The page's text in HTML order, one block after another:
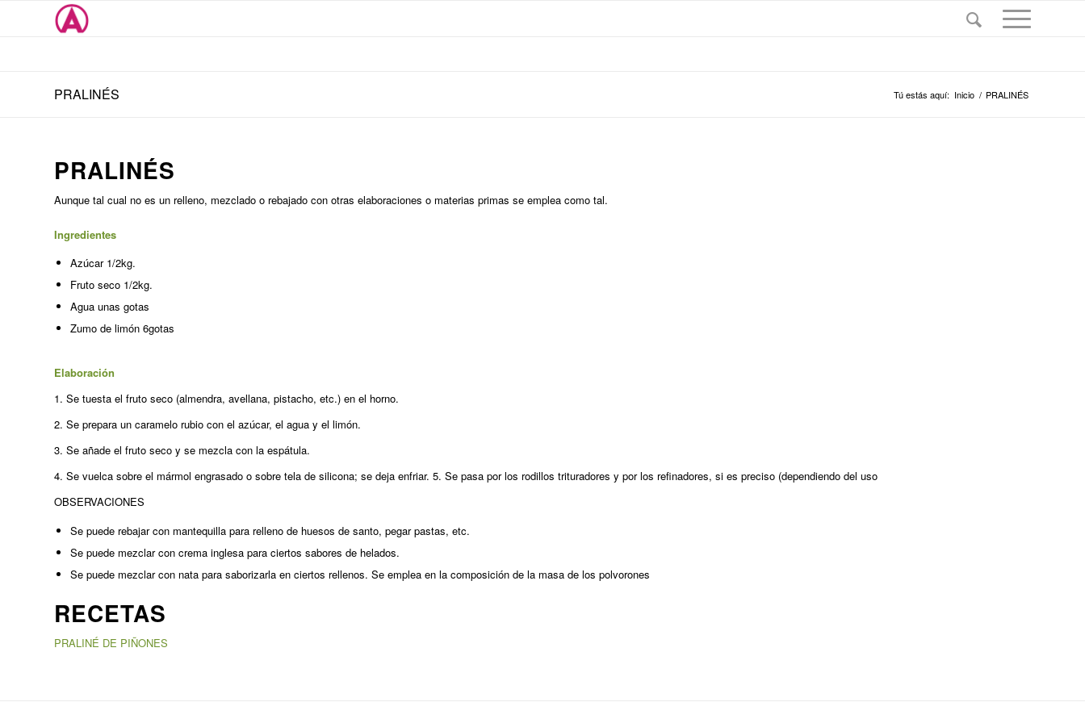
PRALINÉS Tú estás aquí: Inicio / PRALINÉS
PRALINÉS
Aunque tal cual no es un relleno, mezclado o rebajado con otras elaboraciones o materias primas se emplea como tal.
Ingredientes
Azúcar 1/2kg.
Fruto seco 1/2kg.
Agua unas gotas
Zumo de limón 6gotas
Elaboración
1. Se tuesta el fruto seco (almendra, avellana, pistacho, etc.) en el horno.
2. Se prepara un caramelo rubio con el azúcar, el agua y el limón.
3. Se añade el fruto seco y se mezcla con la espátula.
4. Se vuelca sobre el mármol engrasado o sobre tela de silicona; se deja enfriar. 5. Se pasa por los rodillos trituradores y por los refinadores, si es preciso (dependiendo del uso
OBSERVACIONES
Se puede rebajar con mantequilla para relleno de huesos de santo, pegar pastas, etc.
Se puede mezclar con crema inglesa para ciertos sabores de helados.
Se puede mezclar con nata para saborizarla en ciertos rellenos. Se emplea en la composición de la masa de los polvorones
RECETAS
PRALINÉ DE PIÑONES